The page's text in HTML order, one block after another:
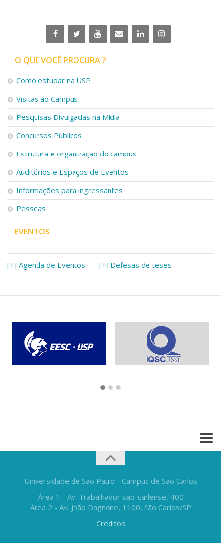
O QUE VOCÊ PROCURA ?
Como estudar na USP
Visitas ao Campus
Pesquisas Divulgadas na Mídia
Concursos Públicos
Estrutura e organização do campus
Auditórios e Espaços de Eventos
Informações para ingressantes
Pessoas
EVENTOS
[+] Agenda de Eventos [+] Defesas de teses
Universidade de São Paulo - Campus de São Carlos
Área 1 - Av. Trabalhador são-carlense, 400
Área 2 - Av. João Dagnone, 1100, São Carlos/SP
Créditos